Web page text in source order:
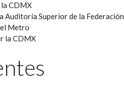
CDMX
Auditoría Superior de la Federación
Metro
la CDMX